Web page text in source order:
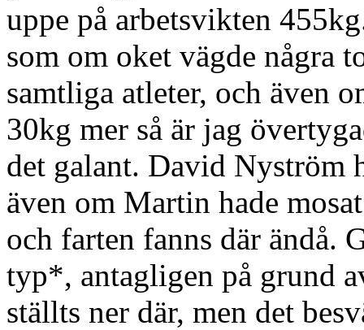
uppe på arbetsvikten
som om oket vägde några
samtliga atleter, och även
30kg mer så är jag
det galant. David Nyström
även om Martin hade
och farten fanns där ändå.
typ*, antagligen på grund
ställts ner där, men det